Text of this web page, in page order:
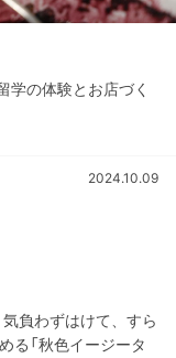
学の体験とお店づく
2024.10.09
気負わずはけて、すら
る「秋色イージータ